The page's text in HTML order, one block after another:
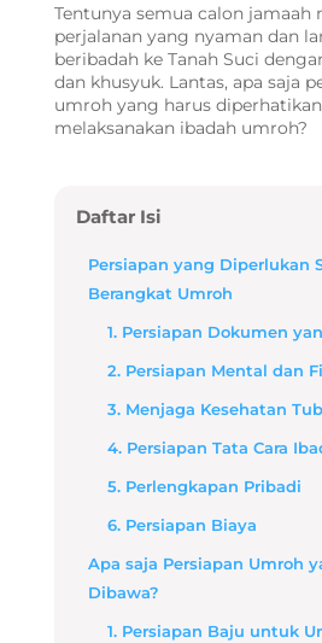
Tentunya semua calon jamaah
perjalanan yang nyaman dan
beribadah ke Tanah Suci
dan khusyuk. Lantas, apa saja
umroh yang harus
melaksanakan ibadah umroh?
Daftar Isi
Persiapan yang Diperlukan
Berangkat Umroh
1. Persiapan Dokumen
2. Persiapan Mental dan
3. Menjaga Kesehatan
4. Persiapan Tata Cara
5. Perlengkapan Pribadi
6. Persiapan Biaya
Apa saja Persiapan Umroh
Dibawa?
1. Persiapan Baju untuk